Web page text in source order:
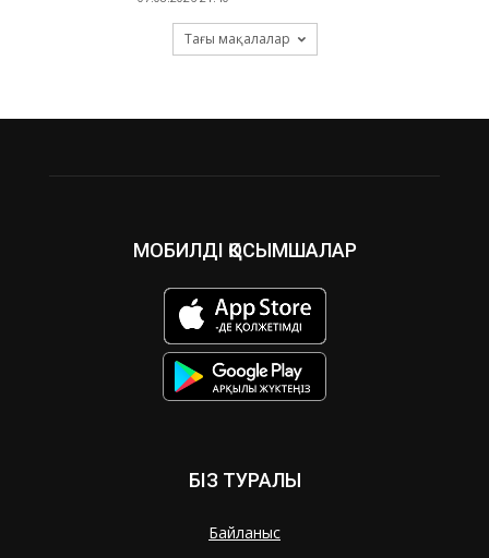
Тағы мақалалар
МОБИЛДІ ҚОСЫМШАЛАР
БІЗ ТУРАЛЫ
Байланыс